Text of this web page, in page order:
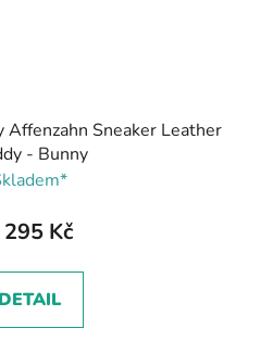
Sneaker Leather
- Bunny
Kč
DETAIL